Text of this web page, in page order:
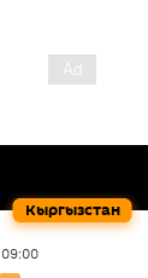
Кыргызстан
09:00